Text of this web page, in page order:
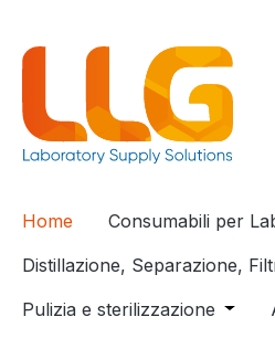
Home Consumabili per
Distillazione, Separazione,
Pulizia e sterilizzazione